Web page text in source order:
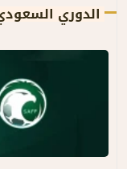
الدوري